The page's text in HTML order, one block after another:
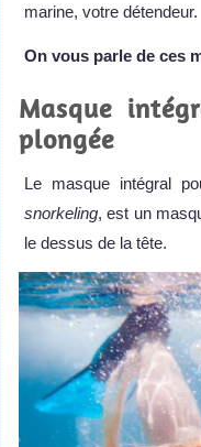
marine, votre détendeur.
On vous parle de ces
Masque
plongée
Le masque intégral
snorkeling, est un
le dessus de la tête.